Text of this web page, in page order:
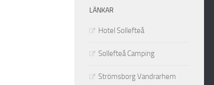
LÄNKAR
Hotel Sollefteå
Sollefteå Camping
Strömsborg Vandrarhem